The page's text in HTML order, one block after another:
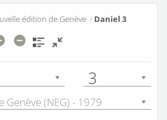
édition de Genève / Daniel 3
3
(NEG) - 1979